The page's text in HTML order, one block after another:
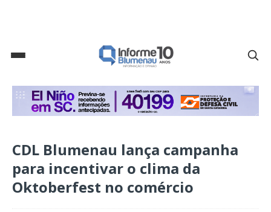
CDL Blumenau lança campanha
para incentivar o clima da
Oktoberfest no comércio